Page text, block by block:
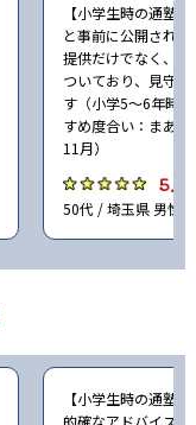
【小学生時の通塾
と事前に公開され
提供だけでなく、
ついており、見守
す（小学5〜6年時
すめ度合い：まあ
11月）
5.0
50代 / 埼玉県 男性
【小学生時の通塾
的確なアドバイス